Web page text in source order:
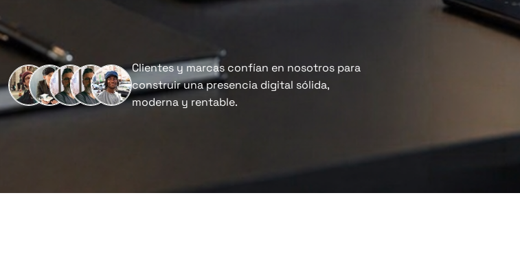
Clientes y marcas confían en nosotros para
construir una presencia digital sólida,
moderna y rentable.